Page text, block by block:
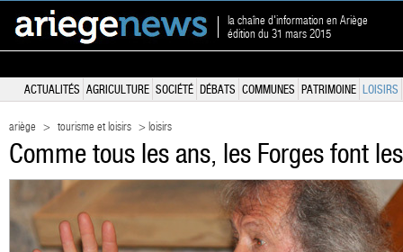
la chaîne d'information en Ariège
édition du 31 mars 2015
ACTUALITÉS AGRICULTURE SOCIÉTÉ DÉBATS COMMUNES PATRIMOINE LOISIRS
ariège > tourisme et loisirs > loisirs
Comme tous les ans, les Forges font